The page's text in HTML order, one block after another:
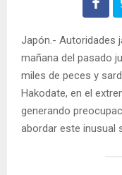
Japón.- Autoridades
mañana del pasado
miles de peces y
Hakodate, en el
generando
abordar este inusual